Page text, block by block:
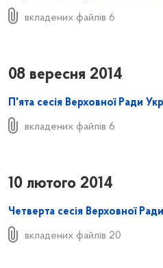
вкладених файлів 6
08 вересня 2014
П'ята сесія Верховної Ради
вкладених файлів 6
10 лютого 2014
Четверта сесія Верховної
вкладених файлів 20